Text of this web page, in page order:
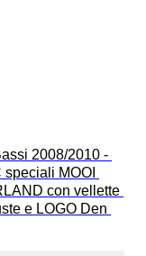
2008/2010 -
speciali MOOI
con vellette
e LOGO Den